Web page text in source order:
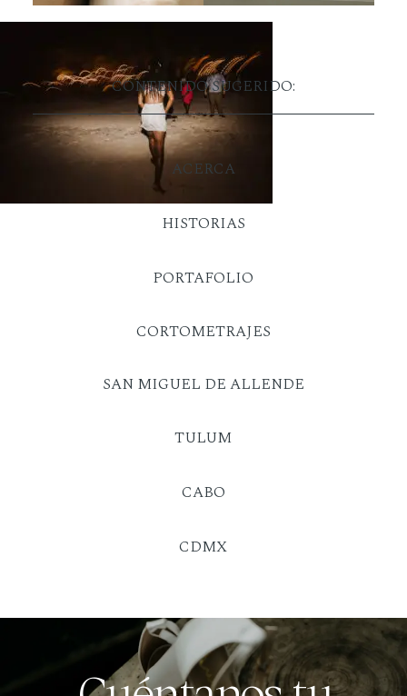
CONTENIDO SUGERIDO:
ACERCA
SAN MIGUEL DE ALLENDE
HISTORIAS
TULUM
PORTAFOLIO
CABO
CDMX
CORTOMETRAJES